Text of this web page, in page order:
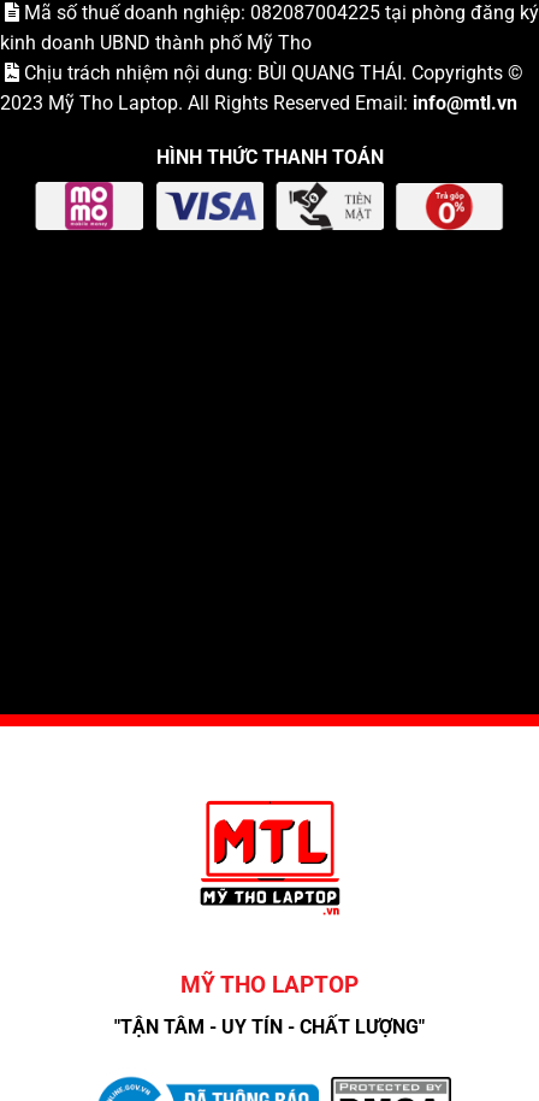
Mã số thuế doanh nghiệp: 082087004225 tại phòng đăng ký
kinh doanh UBND thành phố Mỹ Tho
Chịu trách nhiệm nội dung: BÙI QUANG THÁI. Copyrights ©
2023 Mỹ Tho Laptop. All Rights Reserved Email: info@mtl.vn
HÌNH THỨC THANH TOÁN
MỸ THO LAPTOP
"TẬN TÂM - UY TÍN - CHẤT LƯỢNG"